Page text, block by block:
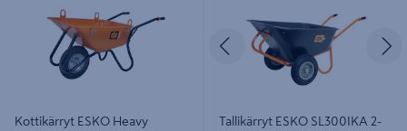
ilmakumirengas
Kottikärryt ESKO Heavy
Edellinen
Tallikärryt ESKO SL300IKA 2-